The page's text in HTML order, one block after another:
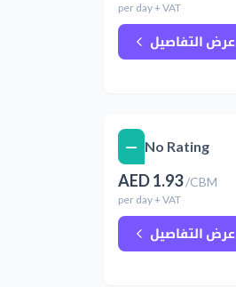
per day+ VAT
عرض التفاصيل
No Rating
—
AED1.93/CBM
per day+ VAT
عرض التفاصيل